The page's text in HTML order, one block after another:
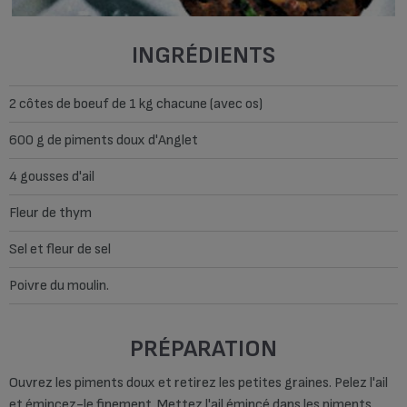
INGRÉDIENTS
2 côtes de boeuf de 1 kg chacune (avec os)
600 g de piments doux d'Anglet
4 gousses d'ail
Fleur de thym
Sel et fleur de sel
Poivre du moulin.
PRÉPARATION
Ouvrez les piments doux et retirez les petites graines. Pelez l'ail